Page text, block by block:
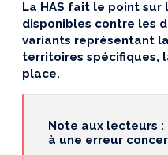
La HAS fait le point sur
disponibles contre les
variants représentant
territoires spécifiques,
place.
Note aux lecteurs :
à une erreur